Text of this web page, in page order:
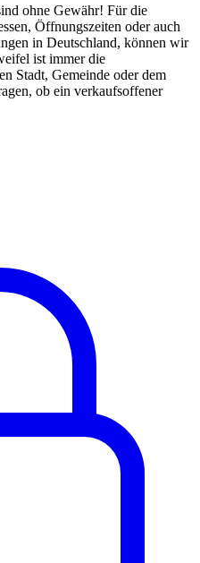
ohne Gewähr! Für die
Öffnungszeiten oder auch
in Deutschland, können wir
ist immer die
Stadt, Gemeinde oder dem
ob ein verkaufsoffener